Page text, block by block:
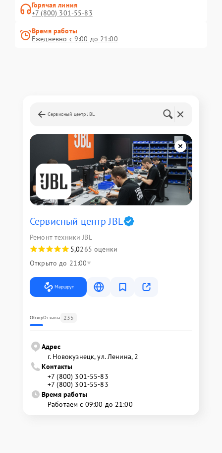
Горячая линия
+7 (800) 301-55-83
Время работы
Ежедневно с 9:00 до 21:00
Сервисный центр JBL
Сервисный центр JBL
Ремонт техники JBL
5,0265 оценки
Открыто до 21:00
Маршрут
ОбзорОтзывы 235
Адрес
г. Новокузнецк, ул. Ленина, 2
Контакты
+7 (800) 301-55-83
+7 (800) 301-55-83
Время работы
Работаем с 09:00 до 21:00